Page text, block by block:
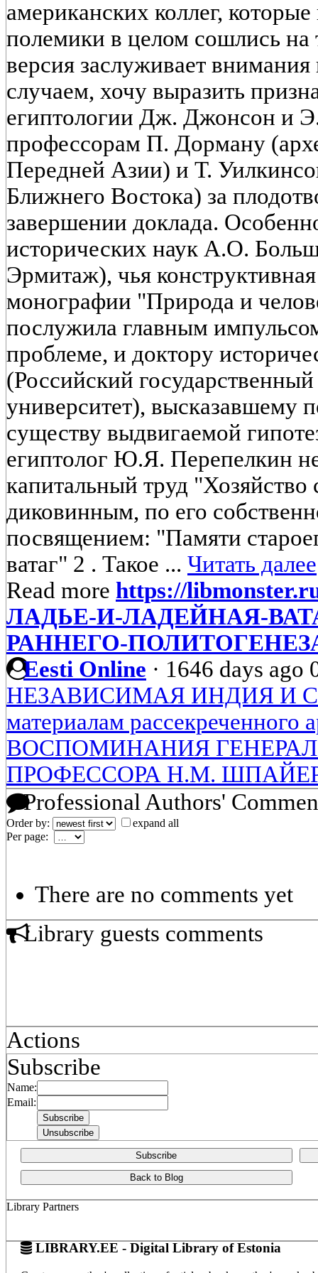
американских коллег,
полемики в целом сошлись на
версия заслуживает
случаем, хочу выразить
египтологии Дж. Джонсон и
профессорам П. Дорману
Передней Азии) и Т.
Ближнего Востока) за
завершении доклада.
исторических наук А.О.
Эрмитаж), чья
монографии "Природа и
послужила главным
проблеме, и доктору
(Российский
университет), высказавшему
существу выдвигаемой
египтолог Ю.Я. Перепелкин
капитальный труд "Хозяйство
диковинным, по его
посвящением: "Памяти
ватаг" 2 . Такое ... Читать далее
Read more https://
ЛАДЬЕ-И-ЛАДЕЙНАЯ-
РАННЕГО-
Eesti Online · 1646 days ago
НЕЗАВИСИМАЯ ИНДИЯ И
материалам рассекреченного
ВОСПОМИНАНИЯ
ПРОФЕССОРА Н.М.
Professional Authors'
Order by:
expand all
Per page:
There are no comments yet
Library guests comments
Actions
Subscribe
Name:
Email:
Subscribe
Back to Blog
Library Partners
LIBRARY.EE - Digital Library of Estonia